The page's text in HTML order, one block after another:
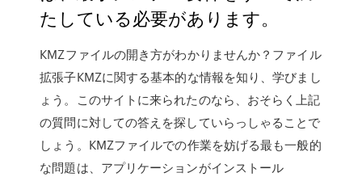
たしている必要があります。
KMZファイルの開き方がわかりませんか？ファイル
拡張子KMZに関する基本的な情報を知り、学びまし
ょう。このサイトに来られたのなら、おそらく上記
の質問に対しての答えを探していらっしゃることで
しょう。KMZファイルでの作業を妨げる最も一般的
な問題は、アプリケーションがインストール